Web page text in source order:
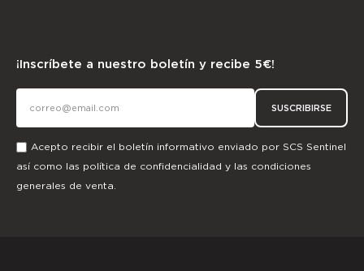
¡Inscríbete a nuestro boletín y recibe 5€!
SUSCRIBIRSE
Acepto recibir el boletín informativo enviado por SCS Sentinel
así como las política de confidencialidad y las condiciones
generales de venta.